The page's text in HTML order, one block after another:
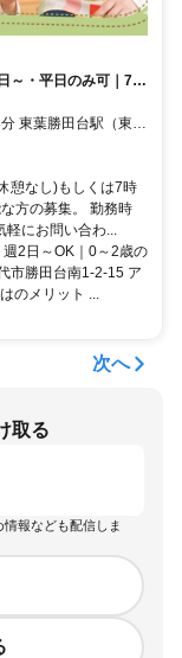
～・平日のみ可｜7～
東葉勝田台駅（東葉
高速鉄道）より徒
憩なし)もしくは7時
方の募集。 勤務時
にお問い合わ...
2日～OK｜0～2歳の
市勝田台南1-2-15 ア
のメリット ...
次へ
取る
情報なども配信しま